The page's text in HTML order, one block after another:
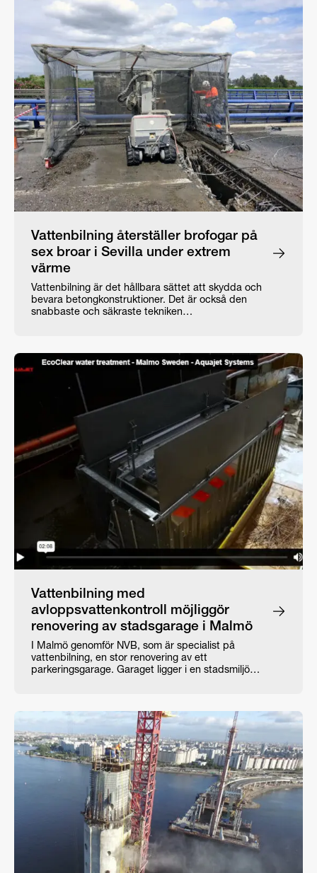
Vattenbilning återställer brofogar på
sex broar i Sevilla under extrem
värme
Vattenbilning är det hållbara sättet att skydda och
bevara betongkonstruktioner. Det är också den
snabbaste och säkraste tekniken…
Vattenbilning med
avloppsvattenkontroll möjliggör
renovering av stadsgarage i Malmö
I Malmö genomför NVB, som är specialist på
vattenbilning, en stor renovering av ett
parkeringsgarage. Garaget ligger i en stadsmiljö…